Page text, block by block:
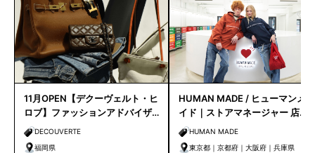
11月OPEN【デクーヴェルト・ヒ
ロブ】ファッションアドバイザ
ー｜天神店
DECOUVERTE
福岡県
HUMAN MADE / ヒューマンメ
イド｜ストアマネージャー 店長
候補HUMAN MADE
東京都｜京都府｜大阪府｜兵庫県